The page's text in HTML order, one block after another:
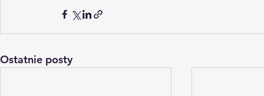
Ostatnie posty